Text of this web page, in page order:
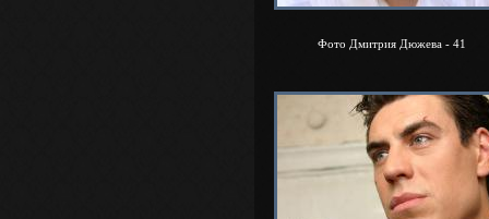
Фото Дмитрия Дюжева - 41